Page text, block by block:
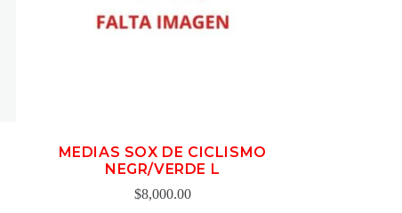
MEDIAS SOX DE CICLISMO
NEGR/VERDE L
$8,000.00